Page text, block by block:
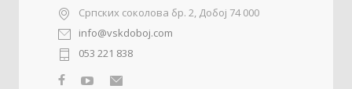
Српских соколова бр. 2, Добој 74 000
info@vskdoboj.com
053 221 838